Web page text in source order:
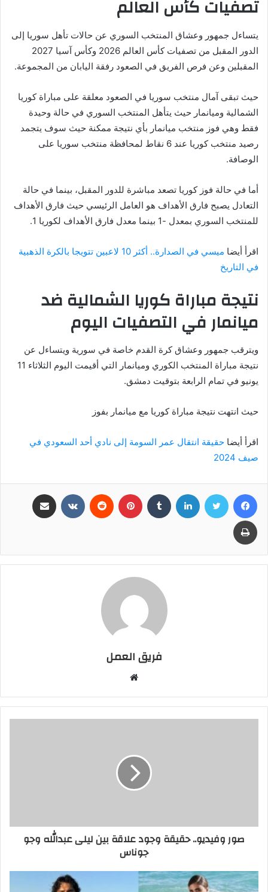
تصفيات كأس العالم
يتساءل جمهور وعشاق المنتخب السوري عن حالات تأهل سوريا إلى
الدور المقبل من تصفيات كأس العالم 2026 وكأس آسيا 2027
المقبلين وعن فرص الفريق في الصعود رفقة اليابان من المجموعة.
حيث تبقى آمال منتخب سوريا في الصعود معلقة على مباراة كوريا
الشمالية وميانمار حيث يتأهل المنتخب السوري في حالة وحيدة
فقط وهي فوز منتخب ميانمار بأي نتيجة ممكنة حيث سوف يتجمد
رصيد منتخب كوريا عند 6 نقاط لمحافظة منتخب سوريا على
الوصافة.
أما في حالة فوز كوريا تصعد مباشرة للدور المقبل، بينما في حالة
التعادل يصبح فارق الأهداف هو العامل الرئيسي حيث فارق الأهداف
للمنتخب السوري بمعدل -1 بينما معدل فارق الأهداف لكوريا 1.
اقرأ أيضا
ميسي في الصدارة.. أكثر 10 لاعبين تتويجا بالكرة الذهبية
في التاريخ
نتيجة مباراة كوريا الشمالية ضد
ميانمار في التصفيات اليوم
ويترقب جمهور وعشاق كرة القدم خاصة في سورية ويتساءل عن
نتيجة مباراة المنتخب الكوري وميانمار التي أقيمت اليوم الثلاثاء 11
يونيو في تمام الرابعة بتوقيت دمشق.
حيث انتهت نتيجة مباراة كوريا مع ميانمار بفوز
اقرأ أيضا حقيقة انتقال عمر السومة إلى نادي أحد السعودي في
صيف 2024
فيسبوك تويتر لينكدإن بينتيريست
طباعة
فريق العمل
صور وفيديو.. حقيقة وجود علاقة بين ليلى عبدالله وجو
جوناس